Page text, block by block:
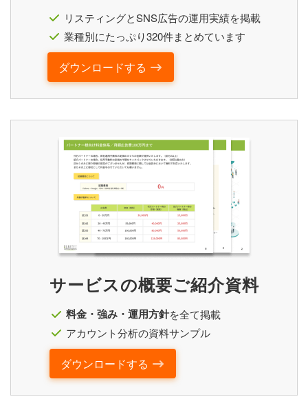
リスティングとSNS広告の運用実績を掲載
業種別にたっぷり320件まとめています
ダウンロードする
サービスの概要ご紹介資料
料金・強み・運用方針を全て掲載
アカウント分析の資料サンプル
ダウンロードする